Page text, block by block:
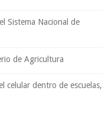
Sistema Nacional de
de Agricultura
celular dentro de escuelas,